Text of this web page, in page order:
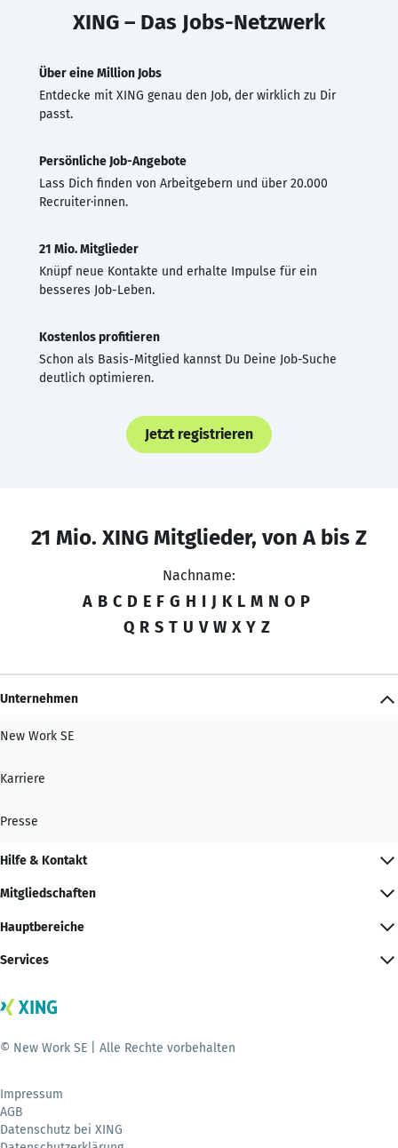
XING – Das Jobs-Netzwerk
Über eine Million Jobs
Entdecke mit XING genau den Job, der wirklich zu Dir
passt.
Persönliche Job-Angebote
Lass Dich finden von Arbeitgebern und über 20.000
Recruiter·innen.
21 Mio. Mitglieder
Knüpf neue Kontakte und erhalte Impulse für ein
besseres Job-Leben.
Kostenlos profitieren
Schon als Basis-Mitglied kannst Du Deine Job-Suche
deutlich optimieren.
Jetzt registrieren
21 Mio. XING Mitglieder, von A bis Z
Nachname:
A B C D E F G H I J K L M N O P
Q R S T U V W X Y Z
Unternehmen
New Work SE
Karriere
Presse
Hilfe & Kontakt
Mitgliedschaften
Hauptbereiche
Services
© New Work SE | Alle Rechte vorbehalten
Impressum
AGB
Datenschutz bei XING